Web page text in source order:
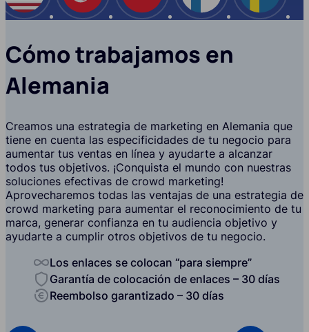
Cómo trabajamos en
Alemania
Creamos una estrategia de marketing en Alemania que
tiene en cuenta las especificidades de tu negocio para
aumentar tus ventas en línea y ayudarte a alcanzar
todos tus objetivos. ¡Conquista el mundo con nuestras
soluciones efectivas de crowd marketing!
Aprovecharemos todas las ventajas de una estrategia de
crowd marketing para aumentar el reconocimiento de tu
marca, generar confianza en tu audiencia objetivo y
ayudarte a cumplir otros objetivos de tu negocio.
Los enlaces se colocan “para siempre”
Garantía de colocación de enlaces – 30 días
Reembolso garantizado – 30 días